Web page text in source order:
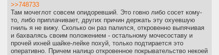
>>748733
Там мочеглот совсем опидоревший. Это говно либо сосет кому-
то, либо приплачивает, других причин держать эту охуевшую
гниль я не вижу. Сколько он раз палился, откровенно выпячивая
и бахвалясь своим положением - остальному мочесоставу и
прочей ихней шайке-лейке похуй, только подтирается это
оперативно. Причем налицо откровенное покрывательство некоей